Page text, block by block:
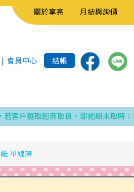
關於享亮 月結與詢價
| 會員中心 結帳
超商取貨，卻逾期未取時；視為同
單線簿